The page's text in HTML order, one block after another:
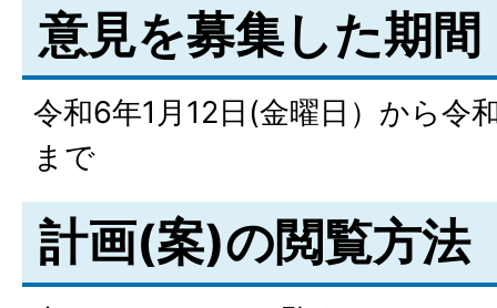
意見を募集した期間
令和6年1月12日(金曜日）から令
まで
計画(案)の閲覧方法